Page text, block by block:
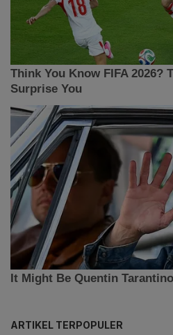
ARTIKEL TERPOPULER